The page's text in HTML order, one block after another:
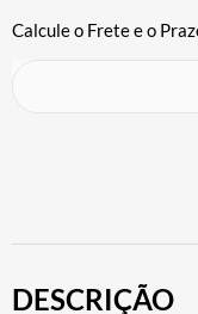
DESCRIÇÃO